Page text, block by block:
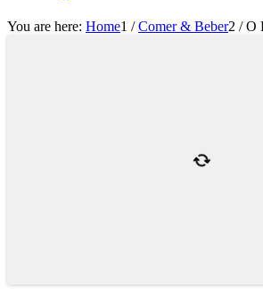
You are here: Home1 / Comer & Beber2 / O